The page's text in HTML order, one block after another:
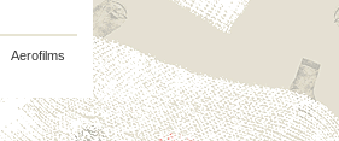
Aerofilms